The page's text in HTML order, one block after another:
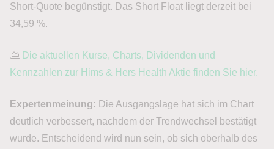
Short-Quote begünstigt. Das Short Float liegt derzeit bei
34,59 %.
Die aktuellen Kurse, Charts, Dividenden und
Kennzahlen zur Hims & Hers Health Aktie finden Sie hier.
Expertenmeinung: Die Ausgangslage hat sich im Chart
deutlich verbessert, nachdem der Trendwechsel bestätigt
wurde. Entscheidend wird nun sein, ob sich oberhalb des